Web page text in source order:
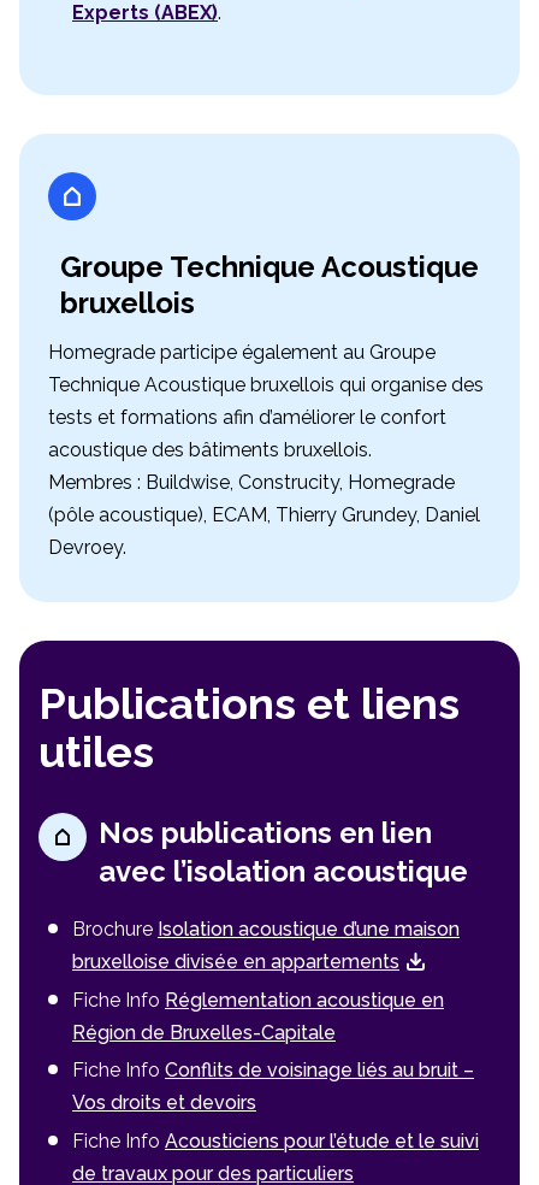
Experts (ABEX).
Groupe Technique Acoustique
bruxellois
Homegrade participe également au Groupe
Technique Acoustique bruxellois qui organise des
tests et formations afin d’améliorer le confort
acoustique des bâtiments bruxellois.
Membres : Buildwise, Construcity, Homegrade
(pôle acoustique), ECAM, Thierry Grundey, Daniel
Devroey.
Publications et liens
utiles
Nos publications en lien
avec l’isolation acoustique
Brochure Isolation acoustique d’une maison
bruxelloise divisée en appartements
Fiche Info Réglementation acoustique en
Région de Bruxelles-Capitale
Fiche Info Conflits de voisinage liés au bruit –
Vos droits et devoirs
Fiche Info Acousticiens pour l’étude et le suivi
de travaux pour des particuliers